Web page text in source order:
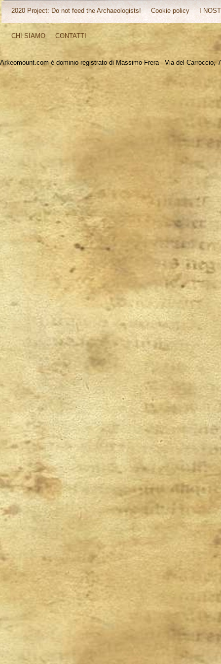
2020 Project: Do not feed the Archaeologists! Cookie policy I
CHI SIAMO CONTATTI
Arkeomount.com è dominio registrato di Massimo Frera - Via del